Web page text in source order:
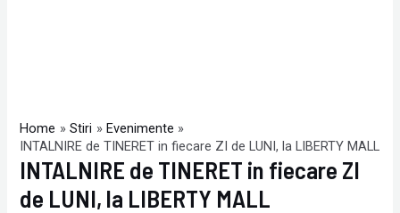
Home Stiri
Evenimente
INTALNIRE de TINERET in fiecare ZI de LUNI, la LIBERTY MALL
INTALNIRE de TINERET in fiecare ZI
de LUNI, la LIBERTY MALL